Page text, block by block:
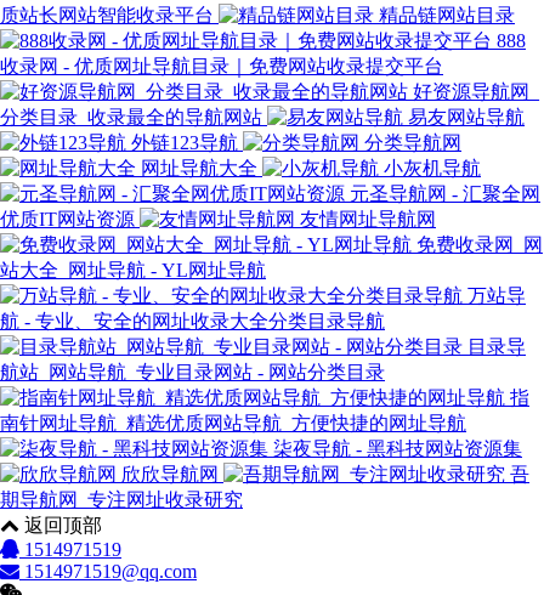
质站长网站智能收录平台
精品链网站目录
888
收录网 - 优质网址导航目录｜免费网站收录提交平台
好资源导航网_
分类目录_收录最全的导航网站
易友网站导航
外链123导航
分类导航网
网址导航大全
小灰机导航
元圣导航网 - 汇聚全网
优质IT网站资源
友情网址导航网
免费收录网_网
站大全_网址导航 - YL网址导航
万站导
航 - 专业、安全的网址收录大全分类目录导航
目录导
航站_网站导航_专业目录网站 - 网站分类目录
指
南针网址导航_精选优质网站导航_方便快捷的网址导航
柒夜导航 - 黑科技网站资源集
欣欣导航网
吾
期导航网_专注网址收录研究
返回顶部
1514971519
1514971519@qq.com